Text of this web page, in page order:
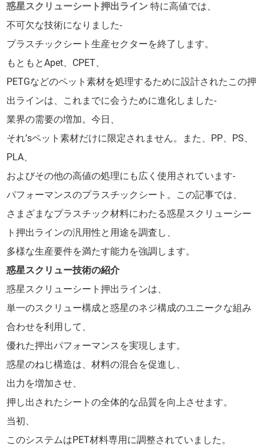
惑星スクリューシート押出ライン 特に高値では、
不可欠な技術になりました-
プラスチックシート生産セクターを終了します。
もともとApet、CPET、
PETGなどのペット素材を処理するために設計されたこの押
出ラインは、これまでに会うために進化しました-
業界の需要の増加。今日、
それ’sペット素材だけに限定されません。また、PP、PS、
PLA、
およびその他の高値の処理にも広く使用されています-
パフォーマンスのプラスチックシート。この記事では、
さまざまなプラスチック材料にわたる惑星スクリューシー
ト押出ラインの汎用性と用途を調査し、
多様な生産要件を満たす能力を強調します。
惑星スクリュー技術の紹介
惑星スクリューシート押出ラインは、
単一のスクリュー構成と惑星のネジ構成のユニークな組み
合わせを利用して、
優れた押出パフォーマンスを実現します。
惑星のねじ構造は、材料の混合を促進し、
出力を増加させ、
押し出されたシートの全体的な品質を向上させます。
当初、
このシステムはPET材料専用に調整されていました。